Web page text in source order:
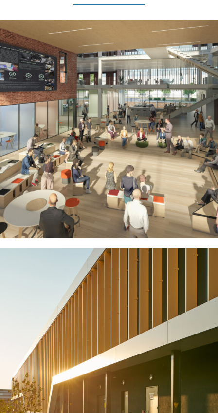
VERSAILLES (78)
EN SAVOIR